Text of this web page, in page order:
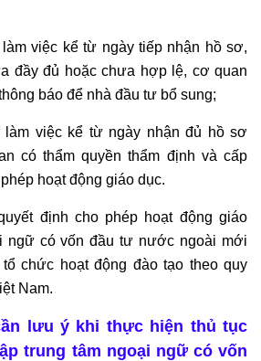
việc kể từ ngày tiếp nhận hồ sơ,
đầy đủ hoặc chưa hợp lệ, cơ quan
báo để nhà đầu tư bổ sung;
làm việc kể từ ngày nhận đủ hồ sơ
có thẩm quyền thẩm định và cấp
hoạt động giáo dục.
định cho phép hoạt động giáo
ngữ có vốn đầu tư nước ngoài mới
chức hoạt động đào tạo theo quy
Nam.
lưu ý khi thực hiện thủ tục
trung tâm ngoại ngữ có vốn